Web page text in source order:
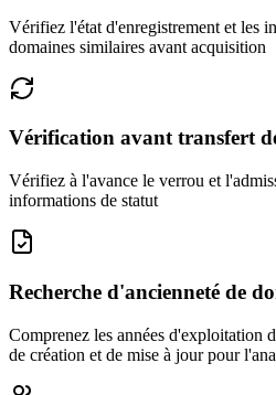
Vérifiez l'état d'enregistrement et les
domaines similaires avant acquisition
Vérification avant transfert
Vérifiez à l'avance le verrou et
informations de statut
Recherche d'ancienneté de
Comprenez les années d'exploitation
de création et de mise à jour pour